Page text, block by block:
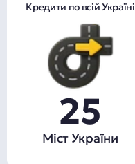
Кредити по всій Україні
25
Міст України